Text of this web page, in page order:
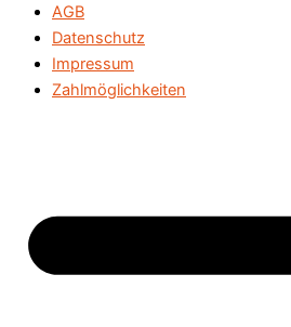
AGB
Datenschutz
Impressum
Zahlmöglichkeiten